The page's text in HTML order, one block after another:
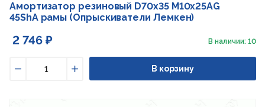
Амортизатор резиновый D70x35 M10x25AG
45ShA рамы (Опрыскиватели Лемкен)
2 746 ₽ В наличии: 10
Увеличить
В корзину